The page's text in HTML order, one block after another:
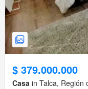
$ 379.000.000
Casa in Talca, Región